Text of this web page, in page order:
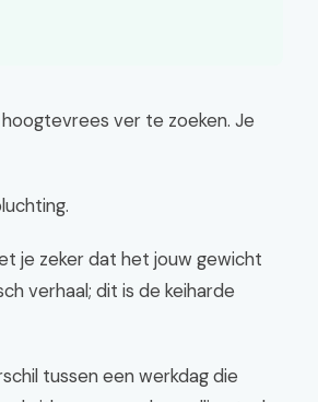
ver te zoeken. Je
je zeker dat het jouw gewicht
verhaal; dit is de keiharde
tussen een werkdag die